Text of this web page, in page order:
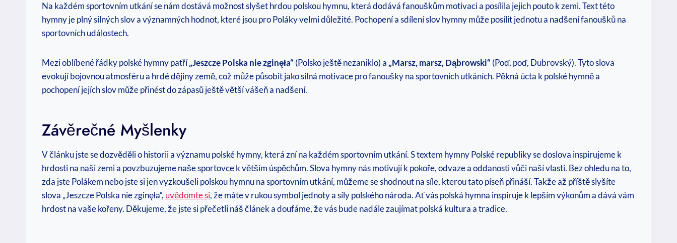
Na každém sportovním utkání se nám dostává možnost slyšet hrdou polskou hymnu, která dodává fanouškům motivaci a posílila jejich pouto k zemi. Text této
hymny je plný silných slov a významných hodnot, které jsou pro Poláky velmi důležité. Pochopení a sdílení slov hymny může posílit jednotu a nadšení fanoušků na
sportovních událostech.
Mezi oblíbené řádky polské hymny patří„Jeszcze Polska nie zginęła“ (Polsko ještě nezaniklo) a „Marsz, marsz, Dąbrowski“ (Poď, poď, Dubrovský). Tyto slova
evokují bojovnou atmosféru a hrdé dějiny země, což může působit jako silná motivace pro fanoušky na sportovních utkáních. Pěkná úcta k polské hymně a
pochopení jejích slov může přinést do zápasů ještě větší vášeň a nadšení.
Závěrečné Myšlenky
V článku jste se dozvěděli o historii a významu polské hymny, která zní na každém sportovním utkání. S textem hymny Polské republiky se doslova inspirujeme k
hrdosti na naši zemi a povzbuzujeme naše sportovce k větším úspěchům. Slova hymny nás motivují k pokoře, odvaze a oddanosti vůči naší vlasti. Bez ohledu na to,
zda jste Polákem nebo jste si jen vyzkoušeli polskou hymnu na sportovním utkání, můžeme se shodnout na síle, kterou tato píseň přináší. Takže až příště slyšíte
slova „Jeszcze Polska nie zginęła“, uvědomte si, že máte v rukou symbol jednoty a síly polského národa. Ať vás polská hymna inspiruje k lepším výkonům a dává vám
hrdost na vaše kořeny. Děkujeme, že jste si přečetli náš článek a doufáme, že vás bude nadále zaujímat polská kultura a tradice.